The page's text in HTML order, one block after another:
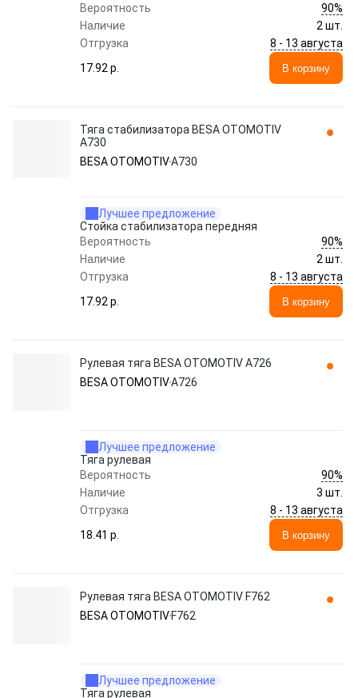
Вероятность
90%
Наличие
2 шт.
Отгрузка
8 - 13 августа
17.92 p.
В корзину
Тяга стабилизатора BESA OTOMOTIV
A730
BESA OTOMOTIVA730
Лучшее предложение
Стойка стабилизатора передняя
Вероятность
90%
Наличие
2 шт.
Отгрузка
8 - 13 августа
17.92 p.
В корзину
Рулевая тяга BESA OTOMOTIV A726
BESA OTOMOTIVA726
Лучшее предложение
Тяга рулевая
Вероятность
90%
Наличие
3 шт.
Отгрузка
8 - 13 августа
18.41 p.
В корзину
Рулевая тяга BESA OTOMOTIV F762
BESA OTOMOTIV F762
Лучшее предложение
Тяга рулевая